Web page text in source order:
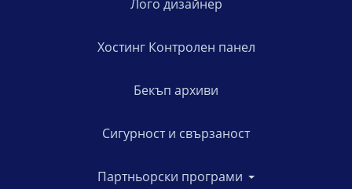
Лого дизайнер
Хостинг Контролен панел
Бекъп архиви
Сигурност и свързаност
Партньорски програми